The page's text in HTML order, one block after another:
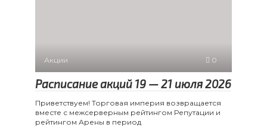
Акции 0
Расписание акций 19 — 21 июля 2026
Приветствуем! Торговая империя возвращается
вместе с межсерверным рейтингом Репутации и
рейтингом Арены в период